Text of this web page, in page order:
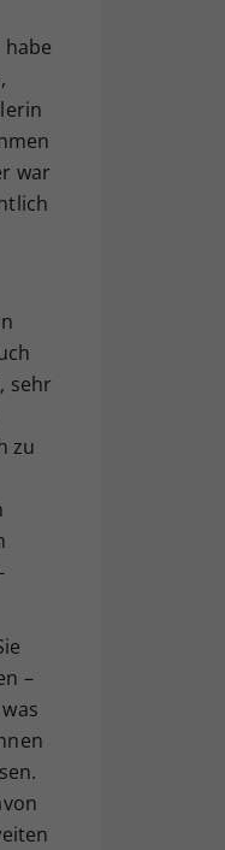
war
sehr
zu
–